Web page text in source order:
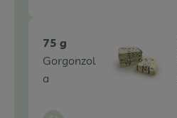
75 g
Gorgonzol
a